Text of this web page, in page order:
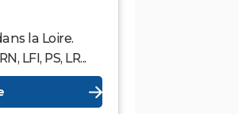
la Loire.
LFI, PS, LR...